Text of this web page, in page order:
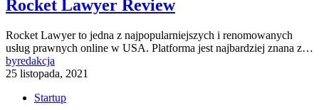
Rocket Lawyer Review
Rocket Lawyer to jedna z najpopularniejszych i renomowanych
usług prawnych online w USA. Platforma jest najbardziej znana z…
byredakcja
25 listopada, 2021
Startup